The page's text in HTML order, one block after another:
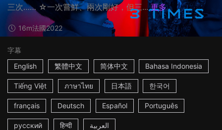
三次…… ☆一次嘗鮮、兩次剛好，但三... 更多
16m法國2022
字幕
English
繁體中文 简体中文 Bahasa Indonesia
Tiếng Việt ภาษาไทย 日本語 한국어
français Deutsch Español Português
русский हिन्दी العربية